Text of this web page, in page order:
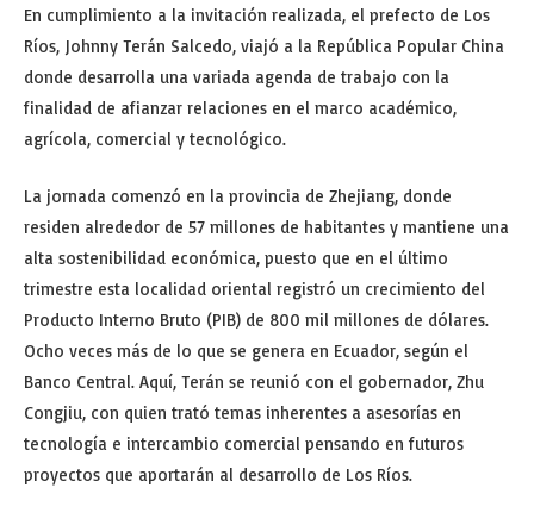
En cumplimiento a la invitación realizada, el prefecto de Los
Ríos, Johnny Terán Salcedo, viajó a la República Popular China
donde desarrolla una variada agenda de trabajo con la
finalidad de afianzar relaciones en el marco académico,
agrícola, comercial y tecnológico.
La jornada comenzó en la provincia de Zhejiang, donde
residen alrededor de 57 millones de habitantes y mantiene una
alta sostenibilidad económica, puesto que en el último
trimestre esta localidad oriental registró un crecimiento del
Producto Interno Bruto (PIB) de 800 mil millones de dólares.
Ocho veces más de lo que se genera en Ecuador, según el
Banco Central. Aquí, Terán se reunió con el gobernador, Zhu
Congjiu, con quien trató temas inherentes a asesorías en
tecnología e intercambio comercial pensando en futuros
proyectos que aportarán al desarrollo de Los Ríos.